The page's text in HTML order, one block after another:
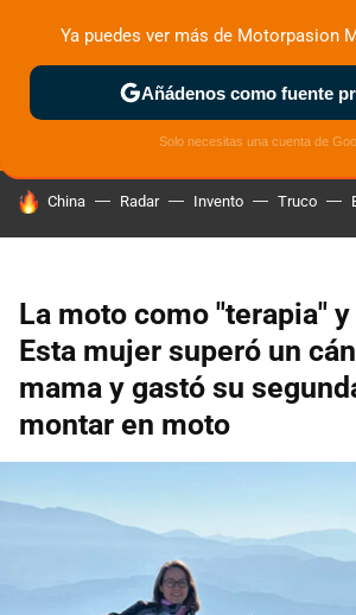
ZONA DE PRUEBAS DEPORTIVAS
HOY SE HABLA DE
China Radar Invento Truco
La moto como "terapia"
Esta mujer superó un
mama y gastó su
montar en moto
Ya puedes ver más de Motorpasion
Añádenos como fuente
Solo necesitas una cuenta de